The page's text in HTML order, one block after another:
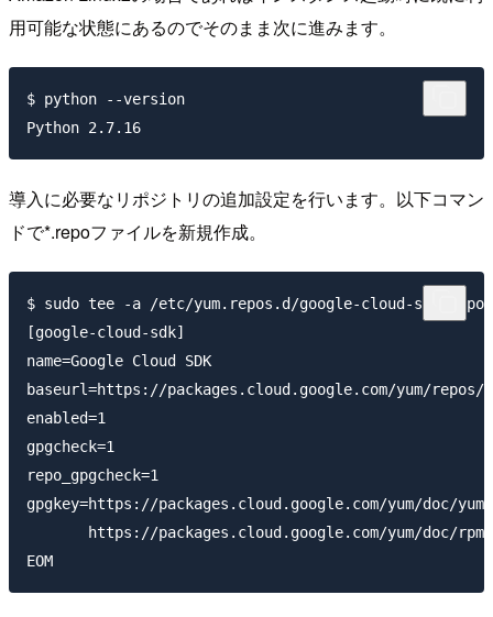
用可能な状態にあるのでそのまま次に進みます。
$ python --version
導入に必要なリポジトリの追加設定を行います。以下コマン
ドで*.repoファイルを新規作成。
$ sudo tee -a /etc/yum.repos.d/google-cloud-sdk.repo
[google-cloud-sdk]
name=Google Cloud SDK
baseurl=https://packages.cloud.google.com/yum/repos/
enabled=1
gpgcheck=1
repo_gpgcheck=1
gpgkey=https://packages.cloud.google.com/yum/doc/
https://packages.cloud.google.com/yum/doc/